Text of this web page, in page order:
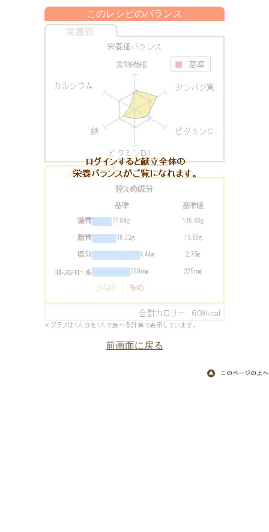
このレシピのバランス
前画面に戻る